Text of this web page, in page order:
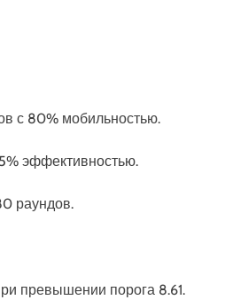
с 80% мобильностью.
эффективностью.
раундов.
превышении порога 8.61.